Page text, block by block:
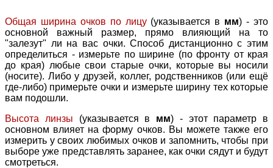
Общая ширина очков по лицу(указывается в мм) - это
основной важный размер, прямо влияющий на то
"залезут" ли на вас очки. Способ дистанционно с этим
определиться - измерьте по ширине (по фронту от края
до края) любые свои старые очки, которые вы носили
(носите). Либо у друзей, коллег, родственников (или ещё
где-либо) примерьте очки и измерьте ширину тех которые
вам подошли.
Высота линзы (указывается в мм) - этот параметр в
основном влияет на форму очков. Вы можете также его
измерить у своих любимых очков и запомнить, чтобы при
выборе уже представлять заранее, как очки сядут и будут
смотреться.